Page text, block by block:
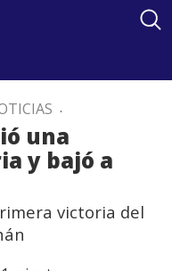
.
una
y bajó a
victoria del